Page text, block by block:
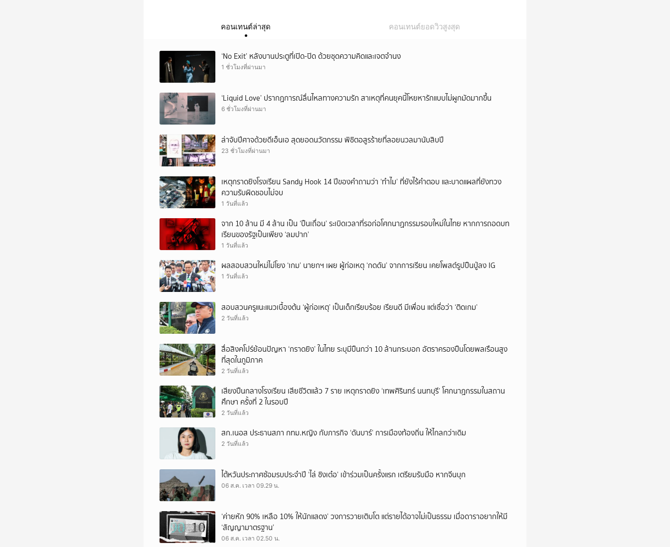
คอนเทนต์ล่าสุด คอนเทนต์ยอดวิวสูงสุด
‘No Exit’ หลังบานประตูที่เปิด-ปิด ด้วยชุดความคิดและเจตจำนง
1 ชั่วโมงที่ผ่านมา
‘Liquid Love’ ปรากฏการณ์ลื่นไหลทางความรัก สาเหตุที่คนยุคนี้โหยหารักแบบไม่ผูกมัดมากขึ้น
6 ชั่วโมงที่ผ่านมา
ล่าจับปีศาจด้วยดีเอ็นเอ สุดยอดนวัตกรรม พิชิตอสูรร้ายที่ลอยนวลมานับสิบปี
23 ชั่วโมงที่ผ่านมา
เหตุกราดยิงโรงเรียน Sandy Hook 14 ปีของคำถามว่า ‘ทำไม’ ที่ยังไร้คำตอบ และบาดแผลที่ยังทวง
ความรับผิดชอบไม่จบ
1 วันที่แล้ว
จาก 10 ล้าน มี 4 ล้าน เป็น ‘ปืนเถื่อน’ ระเบิดเวลาที่รอก่อโศกนาฏกรรมรอบใหม่ในไทย หากการถอดบท
เรียนของรัฐเป็นเพียง ‘ลมปาก’
1 วันที่แล้ว
ผลสอบสวนใหม่ไม่โยง ‘เกม’ นายกฯ เผย ผู้ก่อเหตุ ‘กดดัน’ จากการเรียน เคยโพสต์รูปปืนปู่ลง IG
1 วันที่แล้ว
สอบสวนครูแนะแนวเบื้องต้น ‘ผู้ก่อเหตุ’ เป็นเด็กเรียบร้อย เรียนดี มีเพื่อน แต่เชื่อว่า ‘ติดเกม’
2 วันที่แล้ว
สื่อสิงคโปร์ย้อนปัญหา ‘กราดยิง’ ในไทย ระบุมีปืนกว่า 10 ล้านกระบอก อัตราครองปืนโดยพลเรือนสูง
ที่สุดในภูมิภาค
2 วันที่แล้ว
เสียงปืนกลางโรงเรียน เสียชีวิตแล้ว 7 ราย เหตุกราดยิง ‘เทพศิรินทร์ นนทบุรี’ โศกนาฏกรรมในสถาน
ศึกษา ครั้งที่ 2 ในรอบปี
2 วันที่แล้ว
สก.เนอส ประธานสภา กทม.หญิง กับภารกิจ ‘ดันบาร์’ การเมืองท้องถิ่น ให้ไกลกว่าเดิม
2 วันที่แล้ว
ไต้หวันประกาศซ้อมรบประจำปี ‘ไล่ ชิงเต๋อ’ เข้าร่วมเป็นครั้งแรก เตรียมรับมือ หากจีนบุก
06 ส.ค. เวลา 09.29 น.
‘ค่ายหัก 90% เหลือ 10% ให้นักแสดง’ วงการวายเติบโต แต่รายได้อาจไม่เป็นธรรม เมื่อดาราอยากให้มี
‘สัญญามาตรฐาน’
06 ส.ค. เวลา 02.50 น.